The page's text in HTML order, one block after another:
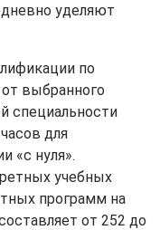
уделяют
по
выбранного
специальности
для
«с нуля».
учебных
программ на
от 252 до